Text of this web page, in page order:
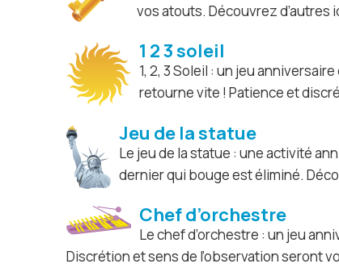
vos atouts. Découvrez d’autres
1 2 3 soleil
1, 2, 3 Soleil : un jeu
retourne vite ! Patience et
Jeu de la statue
Le jeu de la statue : une activité
dernier qui bouge est éliminé.
Chef d’orchestre
Le chef d’orchestre : un jeu
Discrétion et sens de l’observation seront